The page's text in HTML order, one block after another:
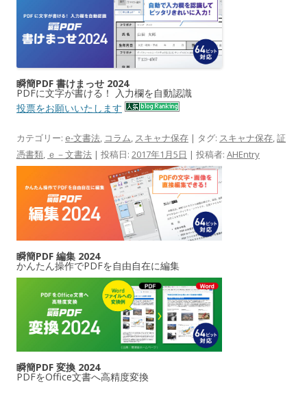
瞬簡PDF 書けまっせ 2024
PDFに文字が書ける！ 入力欄を自動認識
投票をお願いいたします
カテゴリー: e-文書法, コラム, スキャナ保存 | タグ: スキャナ保存,証
憑書類, ｅ－文書法 | 投稿日: 2017年1月5日 | 投稿者: AHEntry
瞬簡PDF 編集 2024
かんたん操作でPDFを自由自在に編集
瞬簡PDF 変換 2024
PDFをOffice文書へ高精度変換